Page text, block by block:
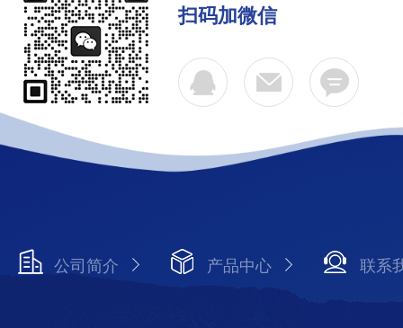
扫码加微信
公司简介 产品中心 联系